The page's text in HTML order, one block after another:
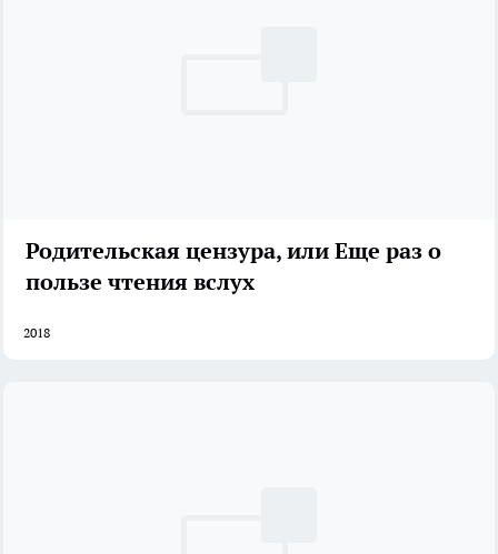
Родительская цензура, или Еще раз о
пользе чтения вслух
2018